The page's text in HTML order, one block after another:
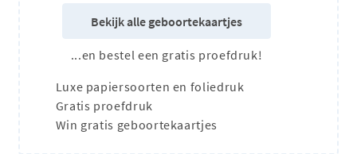
Bekijk alle geboortekaartjes
...en bestel een gratis proefdruk!
Luxe papiersoorten en foliedruk
Gratis proefdruk
Win gratis geboortekaartjes